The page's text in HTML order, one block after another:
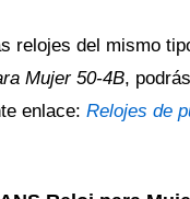
relojes del mismo
Mujer 50-4B,
enlace: Relojes de